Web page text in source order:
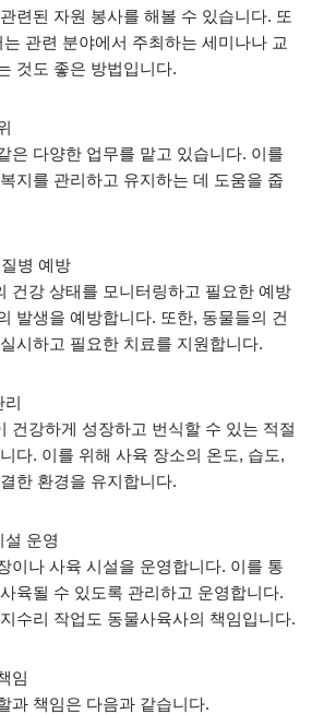
련된 자원 봉사를 해볼 수 있습니다. 또
관련 분야에서 주최하는 세미나나 교
것도 좋은 방법입니다.
은 다양한 업무를 맡고 있습니다. 이를
지를 관리하고 유지하는 데 도움을 줍
병 예방
건강 상태를 모니터링하고 필요한 예방
발생을 예방합니다. 또한, 동물들의 건
시하고 필요한 치료를 지원합니다.
리
건강하게 성장하고 번식할 수 있는 적절
다. 이를 위해 사육 장소의 온도, 습도,
한 환경을 유지합니다.
설 운영
이나 사육 시설을 운영합니다. 이를 통
육될 수 있도록 관리하고 운영합니다.
수리 작업도 동물사육사의 책임입니다.
임
과 책임은 다음과 같습니다.